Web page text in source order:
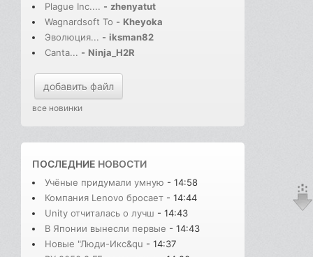
Plague Inc.... - zhenyatut
Wagnardsoft To - Kheyoka
Эволюция... - iksman82
Canta... - Ninja_H2R
добавить файл
все новинки
ПОСЛЕДНИЕ НОВОСТИ
Учёные придумали умную - 14:58
Компания Lenovo бросает - 14:44
Unity отчиталась о лучш - 14:43
В Японии вынесли первые - 14:43
Новые "Люди-Икс&qu - 14:37